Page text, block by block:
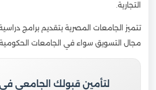
التجارية.
تتميز الجامعات المصرية بتقديم برامج
مجال التسويق سواء في الجامعات الحكومية
لتأمين قبولك الجامعي